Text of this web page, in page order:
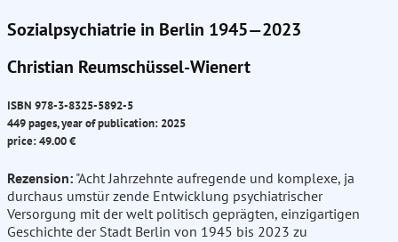
Sozialpsychiatrie in Berlin 1945—2023
Christian Reumschüssel-Wienert
ISBN 978-3-8325-5892-5
449 pages, year of publication: 2025
price: 49.00 €
Rezension: "Acht Jahrzehnte aufregende und komplexe, ja
durchaus umstür zende Entwicklung psychiatrischer
Versorgung mit der welt politisch geprägten, einzigartigen
Geschichte der Stadt Berlin von 1945 bis 2023 zu